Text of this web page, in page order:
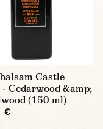
Castle
- Cedarwood &amp;
(150 ml)
€